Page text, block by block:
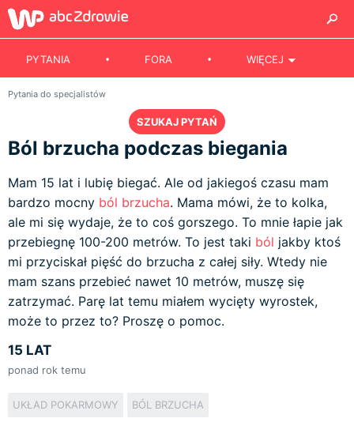
PYTANIA FORA WIĘCEJ
Pytania do specjalistów
SZUKAJ PYTAŃ
Ból brzucha podczas biegania
Mam 15 lat i lubię biegać. Ale od jakiegoś czasu mam
bardzo mocny ból brzucha. Mama mówi, że to kolka,
ale mi się wydaje, że to coś gorszego. To mnie łapie jak
przebiegnę 100-200 metrów. To jest taki ból jakby ktoś
mi przyciskał pięść do brzucha z całej siły. Wtedy nie
mam szans przebieć nawet 10 metrów, muszę się
zatrzymać. Parę lat temu miałem wycięty wyrostek,
może to przez to? Proszę o pomoc.
15 LAT
ponad rok temu
UKŁAD POKARMOWY BÓL BRZUCHA